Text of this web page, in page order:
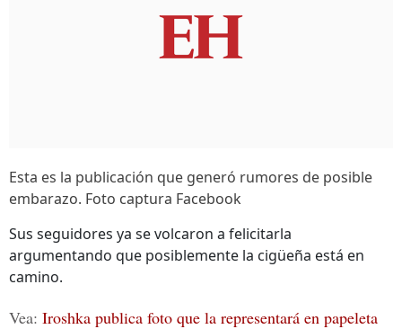
Esta es la publicación que generó rumores de posible
embarazo. Foto captura Facebook
Sus seguidores ya se volcaron a felicitarla
argumentando que posiblemente la cigüeña está en
camino.
Vea: Iroshka publica foto que la representará en papeleta